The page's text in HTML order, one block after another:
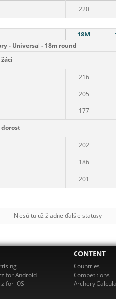
220
18M
- Universal - 18m round
žáci
216
205
177
dorost
202
186
201
Niesú tu už žiadne ďalšie statusy
for Android
for iOS
CONTENT
Countries
Competitions
Archery